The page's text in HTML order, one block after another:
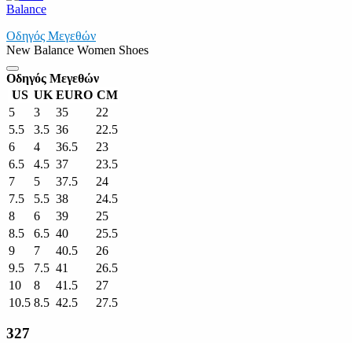
Οδηγός Μεγεθών
New Balance Women Shoes
Οδηγός Μεγεθών
US UK EURO CM
5
3 35
22
5.5
3.5 36
22.5
6
4 36.5
23
6.5
4.5 37
23.5
7
5 37.5
24
7.5
5.5 38
24.5
8
6 39
25
8.5
6.5 40
25.5
9
7 40.5
26
9.5
7.5 41
26.5
10
8 41.5
27
10.5 8.5 42.5 27.5
327